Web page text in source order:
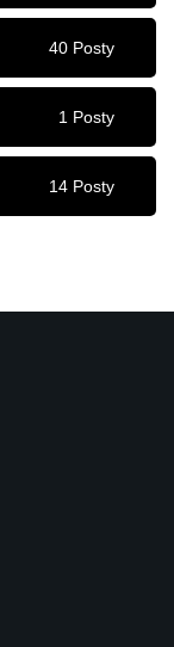
40 Posty
1 Posty
14 Posty